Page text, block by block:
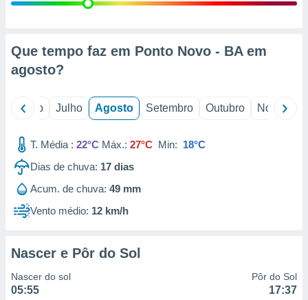
através
estudos
1199
Que tempo faz em Ponto Novo - BA em
agosto?
Junho Julho Agosto Setembro Outubro Novembro
T. Média : 22°C Máx.: 27°C Min: 18°C
Dias de chuva: 17 dias
Acum. de chuva: 49 mm
Vento médio: 12 km/h
Nascer e Pôr do Sol
Nascer do sol
05:55
Pôr do Sol
17:37